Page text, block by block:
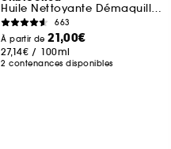
Huile Nettoyante Démaquillante Purifiante
663
À partir de21,00€
27,14€ / 100ml
2 contenances disponibles